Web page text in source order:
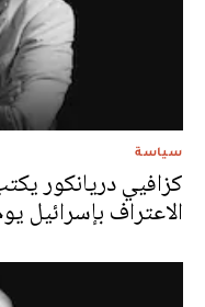
سياسة
كزافيي دريانكور
الاعتراف بإسرائيل يوم 22